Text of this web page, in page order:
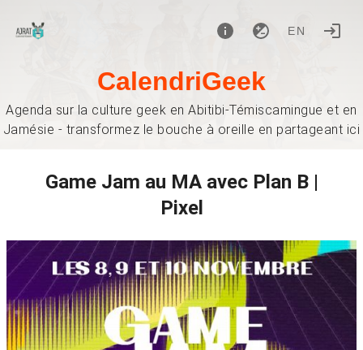
EN
CalendriGeek
Agenda sur la culture geek en Abitibi-Témiscamingue et en
Jamésie - transformez le bouche à oreille en partageant ici
Game Jam au MA avec Plan B |
Pixel